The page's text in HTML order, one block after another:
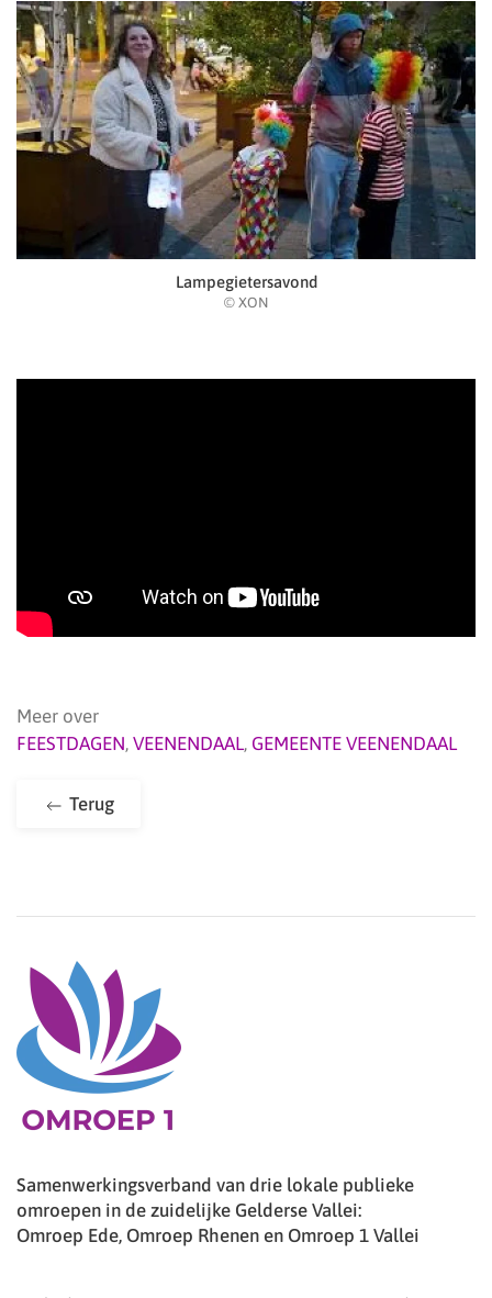
Lampegietersavond
© XON
Meer over
FEESTDAGEN, VEENENDAAL, GEMEENTE VEENENDAAL
Terug
Samenwerkingsverband van drie lokale publieke
omroepen in de zuidelijke Gelderse Vallei:
Omroep Ede, Omroep Rhenen en Omroep 1 Vallei